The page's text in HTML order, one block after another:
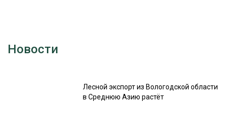
Новости
Лесной экспорт из Вологодской области
в Среднюю Азию растёт